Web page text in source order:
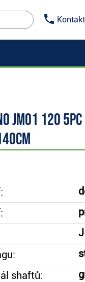
Kontakt
JM01 120
shaftů: